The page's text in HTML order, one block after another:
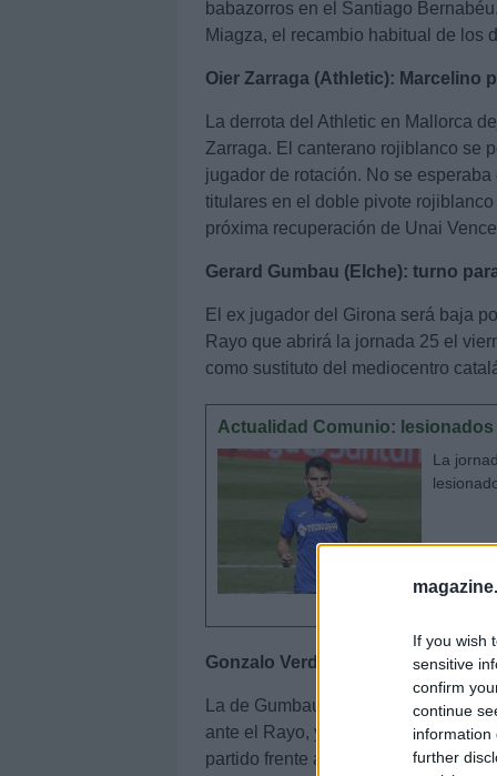
If you wish
sensitive
confirm
continue
information
further
babazorros en el Santiago
Miagza, el recambio habitual de los
Oier Zarraga (Athletic): Marcelino
La derrota del Athletic en Mallorca
Zarraga. El canterano rojiblanco se
jugador de rotación. No se
titulares en el doble pivote
próxima recuperación de Unai
Gerard Gumbau (Elche): turno
El ex jugador del Girona será baja
Rayo que abrirá la jornada 25 el
como sustituto del mediocentro
Actualidad Comunio: lesionados
La
Gonzalo Verdú (Elche): Bigas
La de Gumbau no será la única
ante el Rayo, ya que Gonzalo
partido frente al Sevilla. Su baja